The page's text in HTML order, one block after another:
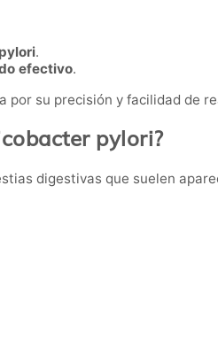
.
efectivo.
por su precisión y facilidad de
pylori?
digestivas que suelen